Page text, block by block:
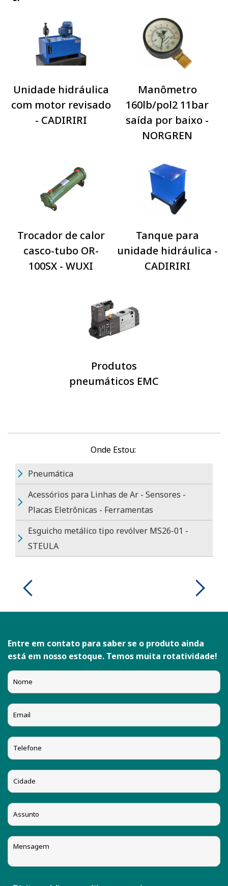
Unidade hidráulica
com motor revisado
- CADIRIRI
Manômetro
160lb/pol2 11bar
saída por baixo -
NORGREN
Trocador de calor
casco-tubo OR-
100SX - WUXI
Tanque para
unidade hidráulica -
CADIRIRI
Produtos
pneumáticos EMC
Onde Estou:
Pneumática
Acessórios para Linhas de Ar - Sensores -
Placas Eletrônicas - Ferramentas
Esguicho metálico tipo revólver MS26-01 -
STEULA
Entre em contato para saber se o produto ainda
está em nosso estoque. Temos muita rotatividade!